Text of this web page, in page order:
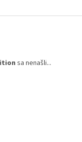
sa nenašli...